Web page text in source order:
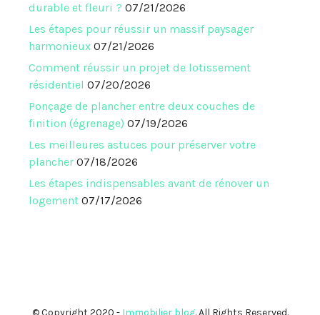
durable et fleuri ? 07/21/2026
Les étapes pour réussir un massif paysager
harmonieux 07/21/2026
Comment réussir un projet de lotissement
résidentiel 07/20/2026
Ponçage de plancher entre deux couches de
finition (égrenage) 07/19/2026
Les meilleures astuces pour préserver votre
plancher 07/18/2026
Les étapes indispensables avant de rénover un
logement 07/17/2026